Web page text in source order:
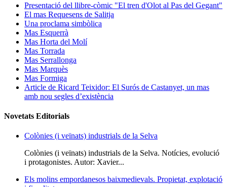
Presentació del llibre-còmic "El tren d'Olot al Pas del Gegant"
El mas Requesens de Salitja
Una proclama simbòlica
Mas Esquerrà
Mas Horta del Molí
Mas Torrada
Mas Serrallonga
Mas Marquès
Mas Formiga
Article de Ricard Teixidor: El Surós de Castanyet, un mas
amb nou segles d’existència
Novetats Editorials
Colònies (i veïnats) industrials de la Selva
Colònies (i veïnats) industrials de la Selva. Notícies, evolució
i protagonistes. Autor: Xavier...
Els molins empordanesos baixmedievals. Propietat, explotació